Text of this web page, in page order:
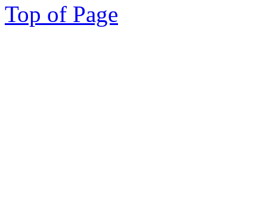
Top of Page